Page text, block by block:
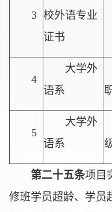
3 校外语专业
证书
4
大学外
语系
5
大学外
语系
第二十五条项目
修班学员超龄、学员